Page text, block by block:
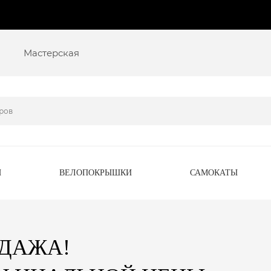
Мастерская
ВЕЛОПОКРЫШКИ САМОКАТЫ